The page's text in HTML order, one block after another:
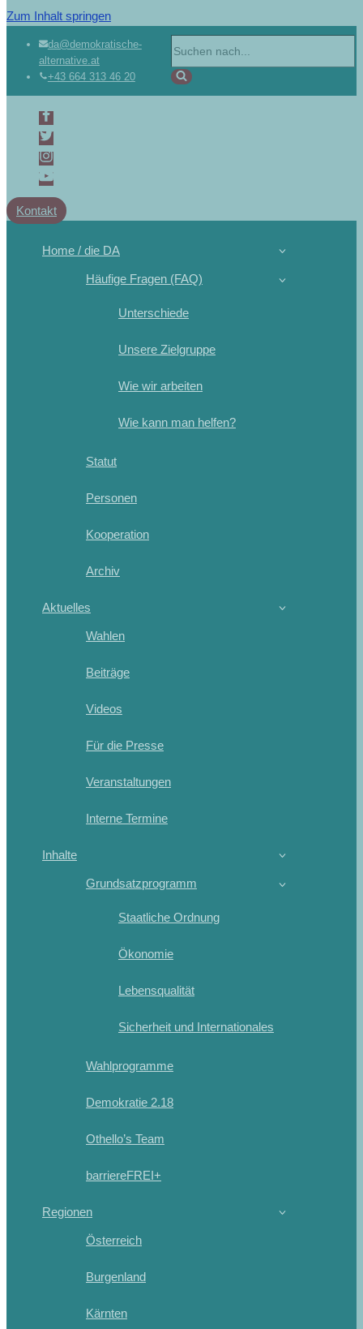
Zum Inhalt springen
da@demokratische-
alternative.at
+43 664 313 46 20
Kontakt
Home / die DA
Häufige Fragen (FAQ)
Unterschiede
Unsere Zielgruppe
Wie wir arbeiten
Wie kann man helfen?
Statut
Personen
Kooperation
Archiv
Aktuelles
Wahlen
Beiträge
Videos
Für die Presse
Veranstaltungen
Interne Termine
Inhalte
Grundsatzprogramm
Staatliche Ordnung
Ökonomie
Lebensqualität
Sicherheit und Internationales
Wahlprogramme
Demokratie 2.18
Othello’s Team
barriereFREI+
Regionen
Österreich
Burgenland
Kärnten